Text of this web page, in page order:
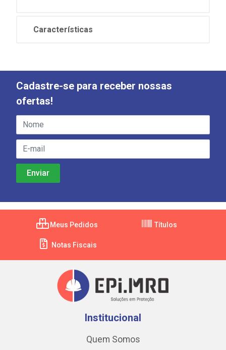
Características
Cadastre-se para receber nossas
ofertas!
Meus Pedidos Títulos
Notas Fiscais
Institucional
Quem Somos